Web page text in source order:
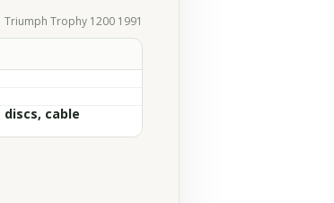
Triumph Trophy 1200 1991
cable